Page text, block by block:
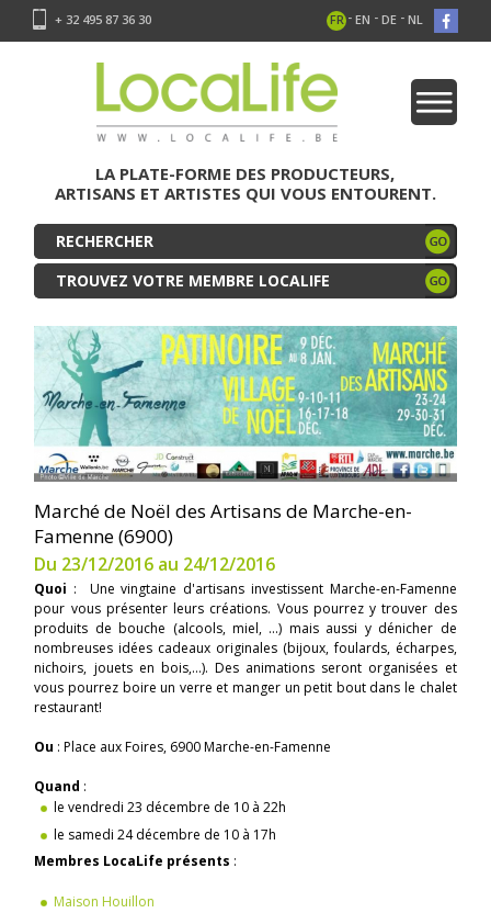
+ 32 495 87 36 30 FR - EN - DE - NL
LA PLATE-FORME DES PRODUCTEURS,
ARTISANS ET ARTISTES QUI VOUS ENTOURENT.
TROUVEZ VOTRE MEMBRE LOCALIFE
Marché de Noël des Artisans de Marche-en-
Famenne (6900)
Du 23/12/2016 au 24/12/2016
Quoi : Une vingtaine d'artisans investissent Marche-en-Famenne
pour vous présenter leurs créations. Vous pourrez y trouver des
produits de bouche (alcools, miel, ...) mais aussi y dénicher de
nombreuses idées cadeaux originales (bijoux, foulards, écharpes,
nichoirs, jouets en bois,...). Des animations seront organisées et
vous pourrez boire un verre et manger un petit bout dans le chalet
restaurant!
Ou : Place aux Foires, 6900 Marche-en-Famenne
Quand :
le vendredi 23 décembre de 10 à 22h
le samedi 24 décembre de 10 à 17h
Membres LocaLife présents :
Maison Houillon